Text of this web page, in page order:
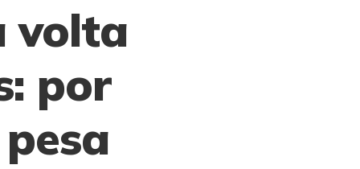
volta
por